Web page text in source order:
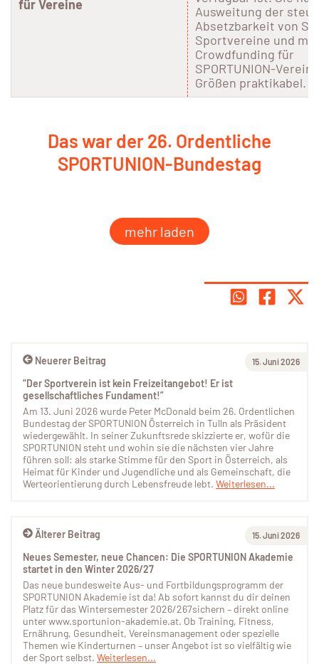
für Vereine
Ausweitung der
Absetzbarkeit von
Sportvereine und
Crowdfunding für
SPORTUNION-
Größen praktikabel.
Das war der 26. Ordentliche
SPORTUNION-Bundestag
mehr laden
Älterer Beitrag 15. Juni 2026
Neues Semester, neue Chancen: Die SPORTUNION Akademie
startet in den Winter 2026/27
Das neue bundesweite Aus- und Fortbildungsprogramm der
SPORTUNION Akademie ist da! Ab sofort kannst du dir deinen
Platz für das Wintersemester 2026/267sichern – direkt online
unter www.sportunion-akademie.at. Ob Training, Fitness,
Ernährung, Gesundheit, Vereinsmanagement oder spezielle
Themen wie Kinderturnen – unser Angebot ist so vielfältig wie
der Sport selbst. Weiterlesen...
Neuerer Beitrag 15. Juni 2026
“Der Sportverein ist kein Freizeitangebot! Er ist
gesellschaftliches Fundament!”
Am 13. Juni 2026 wurde Peter McDonald beim 26. Ordentlichen
Bundestag der SPORTUNION Österreich in Tulln als Präsident
wiedergewählt. In seiner Zukunftsrede skizzierte er, wofür die
SPORTUNION steht und wohin sie die nächsten vier Jahre
führen soll: als starke Stimme für den Sport in Österreich, als
Heimat für Kinder und Jugendliche und als Gemeinschaft, die
Werteorientierung durch Lebensfreude lebt. Weiterlesen...